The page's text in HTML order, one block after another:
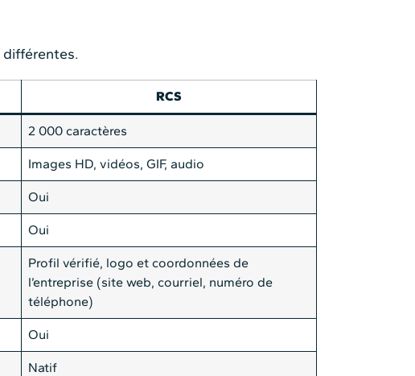
différentes.
RCS
2 000 caractères
Images HD, vidéos, GIF, audio
Oui
Oui
Profil vérifié, logo et coordonnées de
l’entreprise (site web, courriel, numéro de
téléphone)
Oui
Natif